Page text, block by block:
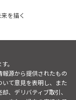
を描く
。
源から提供されたもの
て意見を表明し、また
、デリバティブ取引、